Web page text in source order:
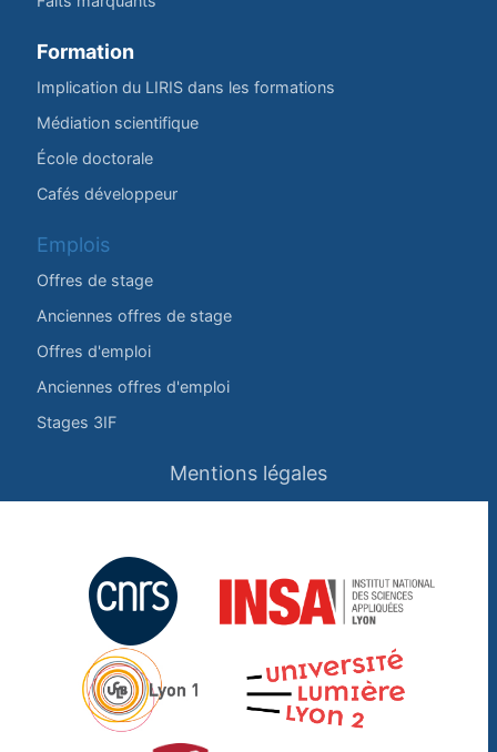
Formation
Implication du LIRIS dans les formations
Médiation scientifique
École doctorale
Cafés développeur
Emplois
Offres de stage
Anciennes offres de stage
Offres d'emploi
Anciennes offres d'emploi
Stages 3IF
Mentions légales